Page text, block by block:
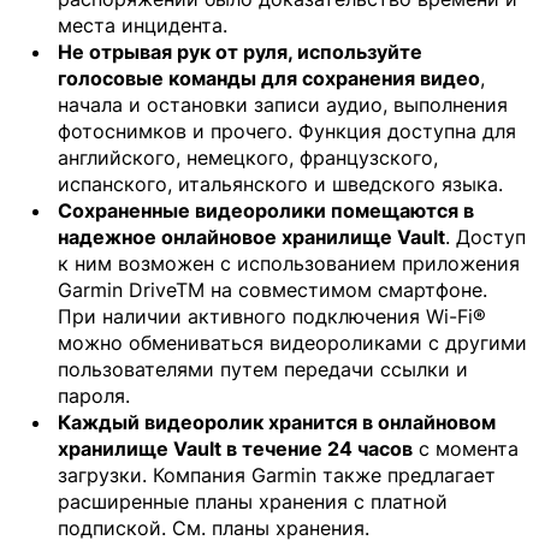
места инцидента.
Не отрывая рук от руля, используйте
голосовые команды для сохранения видео,
начала и остановки записи аудио, выполнения
фотоснимков и прочего. Функция доступна для
английского, немецкого, французского,
испанского, итальянского и шведского языка.
Сохраненные видеоролики помещаются в
надежное онлайновое хранилище Vault. Доступ
к ним возможен с использованием приложения
Garmin DriveTM на совместимом смартфоне.
При наличии активного подключения Wi-Fi®
можно обмениваться видеороликами с другими
пользователями путем передачи ссылки и
пароля.
Каждый видеоролик хранится в онлайновом
хранилище Vault в течение 24 часов с момента
загрузки. Компания Garmin также предлагает
расширенные планы хранения с платной
подпиской. См. планы хранения.